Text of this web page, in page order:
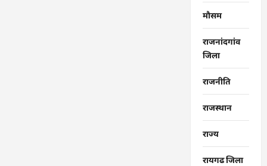
मौसम
राजनांदगांव
जिला
राजनीति
राजस्थान
राज्‍य
रायगढ जिला